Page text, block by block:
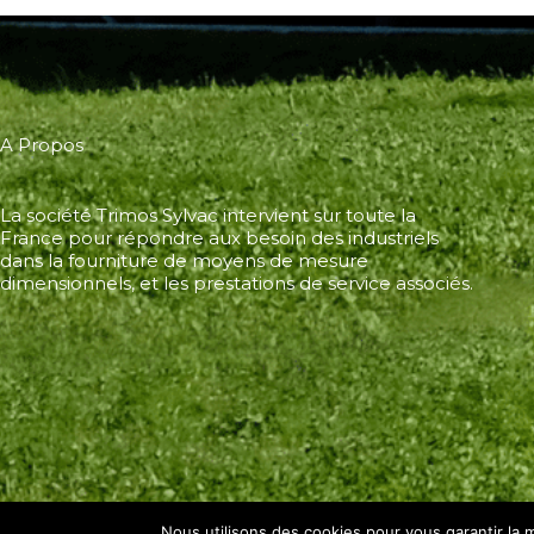
A Propos
La société Trimos Sylvac intervient sur toute la
France pour répondre aux besoin des industriels
dans la fourniture de moyens de mesure
dimensionnels, et les prestations de service associés.